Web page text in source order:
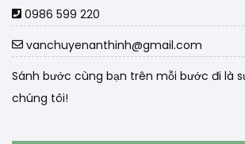
0986 599 220
vanchuyenanthinh@gmail.com
Sánh bước cùng bạn trên mỗi bước đi là
chúng tôi!